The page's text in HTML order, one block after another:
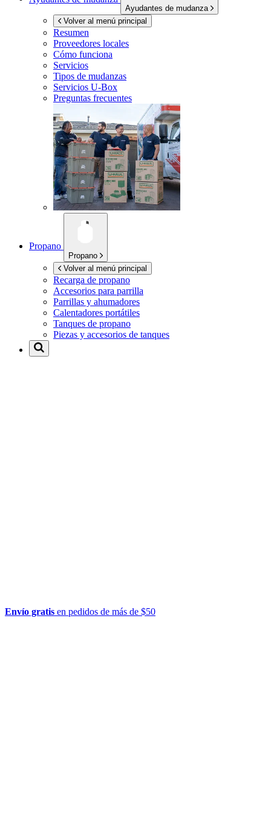
Ayudantes de mudanza
Volver al menú principal
Resumen
Proveedores locales
Cómo funciona
Servicios
Tipos de mudanzas
Servicios U-Box
Preguntas frecuentes
Propano
Propano
Volver al menú principal
Recarga de propano
Accesorios para parrilla
Parrillas y ahumadores
Calentadores portátiles
Tanques de propano
Piezas y accesorios de tanques
Envío gratis en pedidos de más de $50